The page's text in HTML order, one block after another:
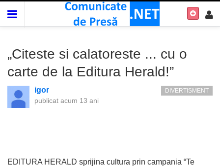
„Citeste si calatoreste ... cu o
carte de la Editura Herald!”
igor
publicat acum 13 ani
DIVERTISMENT
EDITURA HERALD sprijina cultura prin campania “Te